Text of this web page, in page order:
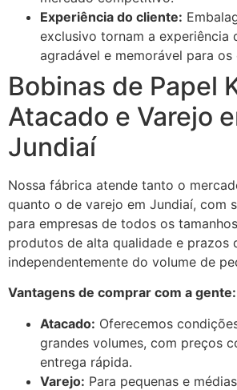
Experiência do cliente:
exclusivo tornam a experiência
agradável e memorável para os
Bobinas de Papel
Atacado e Varejo
Jundiaí
Nossa fábrica atende tanto o
quanto o de varejo em Jundiaí, com
para empresas de todos os
produtos de alta qualidade e prazos
independentemente do volume de
Vantagens de comprar com a gente:
Atacado: Oferecemos
grandes volumes, com preços
entrega rápida.
Varejo: Para pequenas e